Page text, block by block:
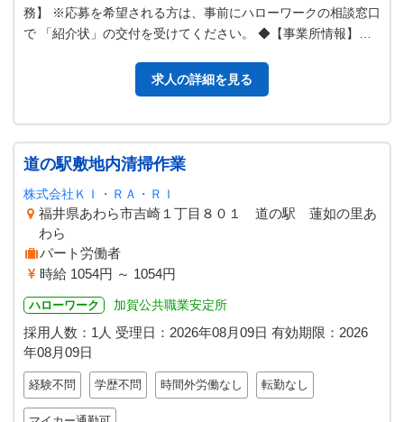
務】 ※応募を希望される方は、事前にハローワークの相談窓口
で 「紹介状」の交付を受けてください。 ◆【事業所情報】は
求人の詳細を見る
道の駅敷地内清掃作業
株式会社ＫＩ・ＲＡ・ＲＩ
福井県あわら市吉崎１丁目８０１ 道の駅 蓮如の里あ
わら
パート労働者
時給 1054円 ～ 1054円
ハローワーク 加賀公共職業安定所
採用人数：1人 受理日： 2026年08月09日 有効期限： 2026
年08月09日
経験不問 学歴不問 時間外労働なし 転勤なし